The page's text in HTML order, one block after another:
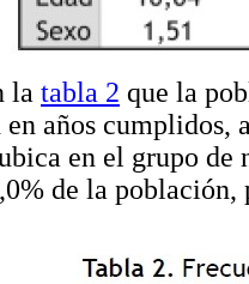
la tabla 2 que la
años cumplidos,
en el grupo de
de la población,